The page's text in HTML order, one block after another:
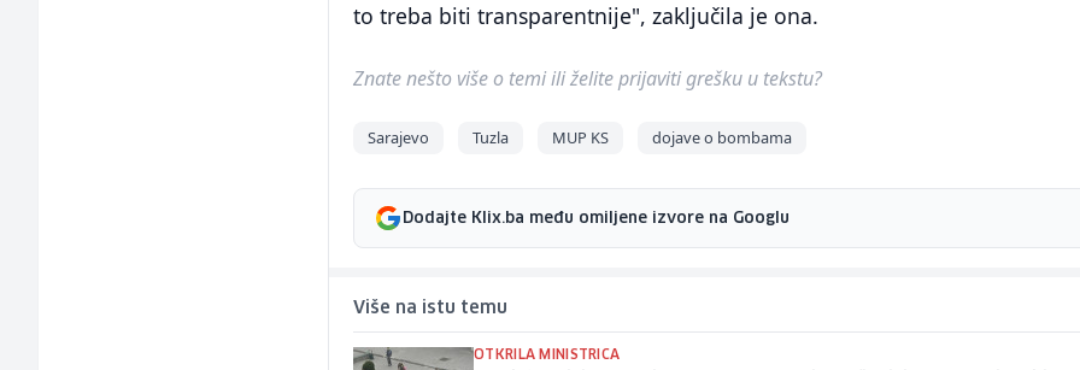
to treba biti transparentnije", zaključila je ona.
Znate nešto više o temi ili želite prijaviti grešku u tekstu?
Sarajevo Tuzla MUP KS dojave o bombama
Dodajte Klix.ba među omiljene izvore na Googlu
Više na istu temu
OTKRILA MINISTRICA